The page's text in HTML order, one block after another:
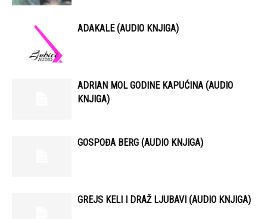
ADAKALE (AUDIO KNJIGA)
ADRIAN MOL GODINE KAPUĆINA (AUDIO
KNJIGA)
GOSPOĐA BERG (AUDIO KNJIGA)
GREJS KELI I DRAŽ LJUBAVI (AUDIO KNJIGA)